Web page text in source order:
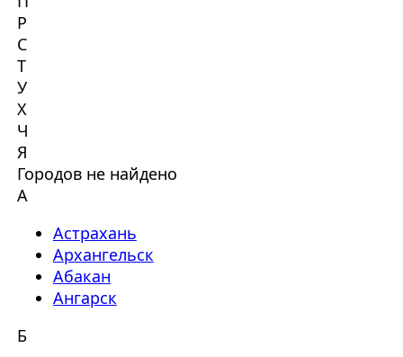
Р
С
Т
У
Х
Ч
Я
Городов не найдено
А
Астрахань
Архангельск
Абакан
Ангарск
Б